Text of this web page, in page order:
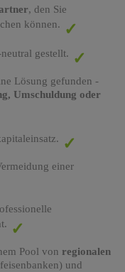
, den Sie
können.
gestellt.
Lösung gefunden -
Umschuldung oder
einer
Pool von regionalen
und